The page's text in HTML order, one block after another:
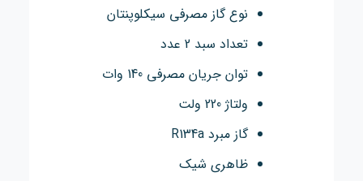
نوع گاز مصرفی سیکلوپنتان
تعداد سبد 2 عدد
توان جریان مصرفی 140 وات
ولتاژ 220 ولت
گاز مبرد R134a
ظاهری شیک